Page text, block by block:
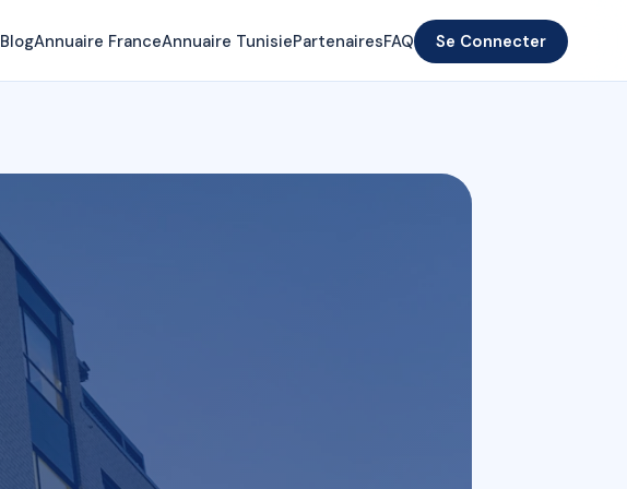
BlogAnnuaire FranceAnnuaire TunisiePartenairesFAQ Se Connecter